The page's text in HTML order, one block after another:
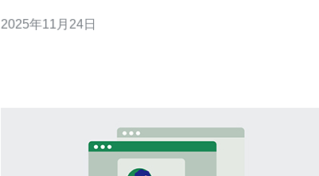
做出更明智的选择。 1. 日本服务器托管费用概述 日本服务
2025年11月24日